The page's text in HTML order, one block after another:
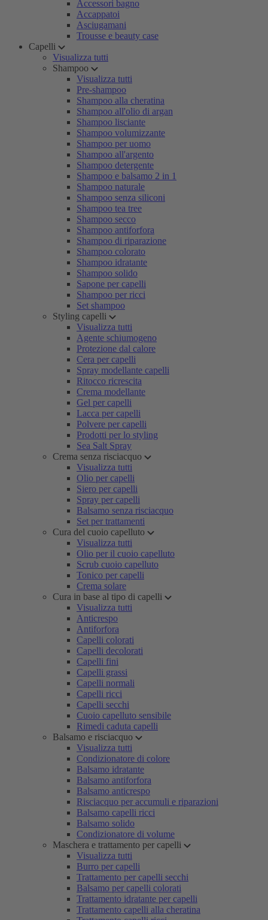
Accessori bagno
Accappatoi
Asciugamani
Trousse e beauty case
Capelli
Visualizza tutti
Shampoo
Visualizza tutti
Pre-shampoo
Shampoo alla cheratina
Shampoo all'olio di argan
Shampoo lisciante
Shampoo volumizzante
Shampoo per uomo
Shampoo all'argento
Shampoo detergente
Shampoo e balsamo 2 in 1
Shampoo naturale
Shampoo senza siliconi
Shampoo tea tree
Shampoo secco
Shampoo antiforfora
Shampoo di riparazione
Shampoo colorato
Shampoo idratante
Shampoo solido
Sapone per capelli
Shampoo per ricci
Set shampoo
Styling capelli
Visualizza tutti
Agente schiumogeno
Protezione dal calore
Cera per capelli
Spray modellante capelli
Ritocco ricrescita
Crema modellante
Gel per capelli
Lacca per capelli
Polvere per capelli
Prodotti per lo styling
Sea Salt Spray
Crema senza risciacquo
Visualizza tutti
Olio per capelli
Siero per capelli
Spray per capelli
Balsamo senza risciacquo
Set per trattamenti
Cura del cuoio capelluto
Visualizza tutti
Olio per il cuoio capelluto
Scrub cuoio capelluto
Tonico per capelli
Crema solare
Cura in base al tipo di capelli
Visualizza tutti
Anticrespo
Antiforfora
Capelli colorati
Capelli decolorati
Capelli fini
Capelli grassi
Capelli normali
Capelli ricci
Capelli secchi
Cuoio capelluto sensibile
Rimedi caduta capelli
Balsamo e risciacquo
Visualizza tutti
Condizionatore di colore
Balsamo idratante
Balsamo antiforfora
Balsamo anticrespo
Risciacquo per accumuli e riparazioni
Balsamo capelli ricci
Balsamo solido
Condizionatore di volume
Maschera e trattamento per capelli
Visualizza tutti
Burro per capelli
Trattamento per capelli secchi
Balsamo per capelli colorati
Trattamento idratante per capelli
Trattamento capelli alla cheratina